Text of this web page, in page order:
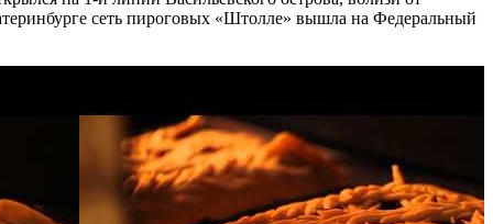
сеть пироговых «Штолле» вышла на Федеральный